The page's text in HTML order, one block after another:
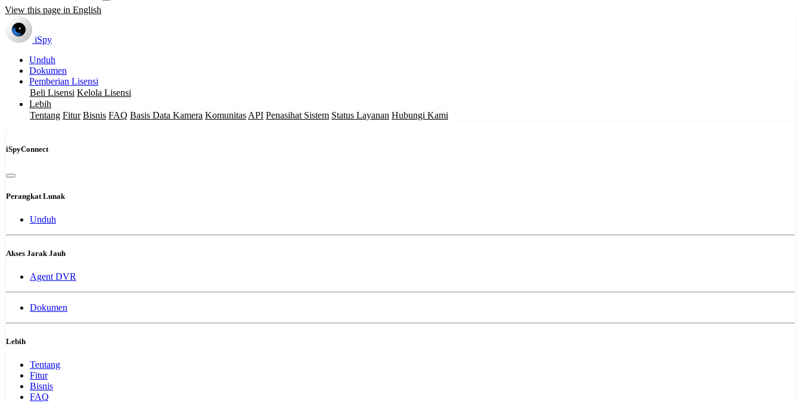
View this page in English
iSpy
Unduh
Dokumen
Pemberian Lisensi
Beli Lisensi Kelola Lisensi
Lebih
Tentang Fitur Bisnis FAQ Basis Data Kamera Komunitas API Penasihat Sistem Status Layanan Hubungi Kami
iSpyConnect
Perangkat Lunak
Unduh
Akses Jarak Jauh
Agent DVR
Dokumen
Lebih
Tentang
Fitur
Bisnis
FAQ